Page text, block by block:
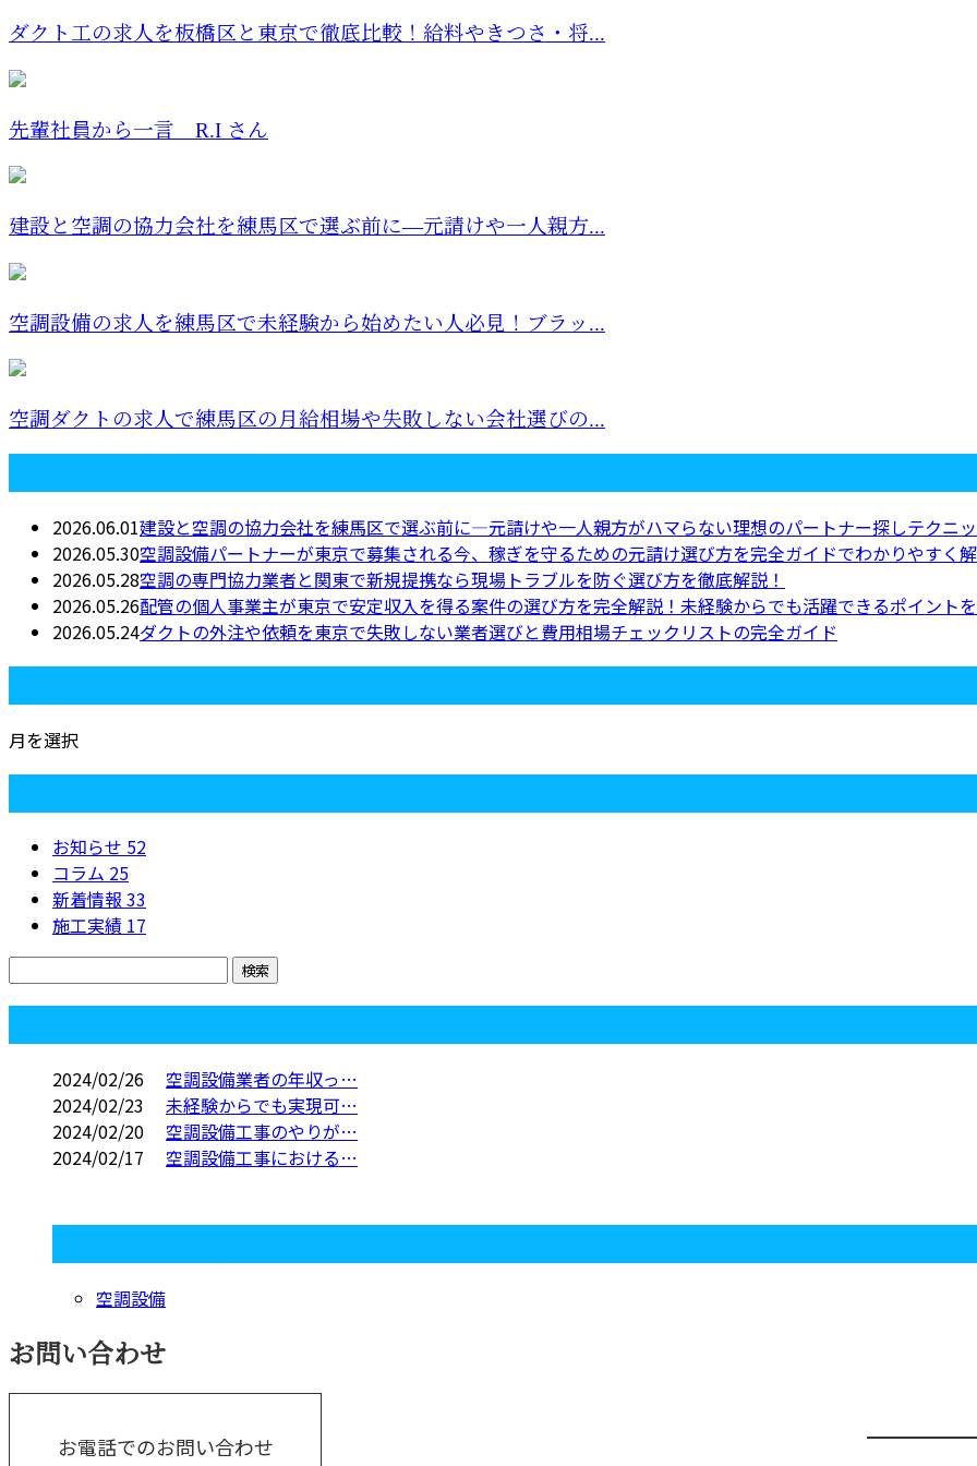
ダクト工の求人を板橋区と東京で徹底比較！給料やきつさ・将...
先輩社員から一言 R.I さん
建設と空調の協力会社を練馬区で選ぶ前に―元請けや一人親方...
空調設備の求人を練馬区で未経験から始めたい人必見！ブラッ...
空調ダクトの求人で練馬区の月給相場や失敗しない会社選びの...
2026.06.01建設と空調の協力会社を練馬区で選ぶ前に―元請けや一人親方がハマらない理想のパートナー探しテクニ
2026.05.30空調設備パートナーが東京で募集される今、稼ぎを守るための元請け選び方を完全ガイドでわかりやすく
2026.05.28空調の専門協力業者と関東で新規提携なら現場トラブルを防ぐ選び方を徹底解説！
2026.05.26配管の個人事業主が東京で安定収入を得る案件の選び方を完全解説！未経験からでも活躍できるポイント
2026.05.24ダクトの外注や依頼を東京で失敗しない業者選びと費用相場チェックリストの完全ガイド
月を選択
お知らせ 52
コラム 25
新着情報 33
施工実績 17
2024/02/26
空調設備業者の年収っ…
2024/02/23
未経験からでも実現可…
2024/02/20
空調設備工事のやりが…
2024/02/17
空調設備工事における…
空調設備
お問い合わせ
お電話でのお問い合わせ